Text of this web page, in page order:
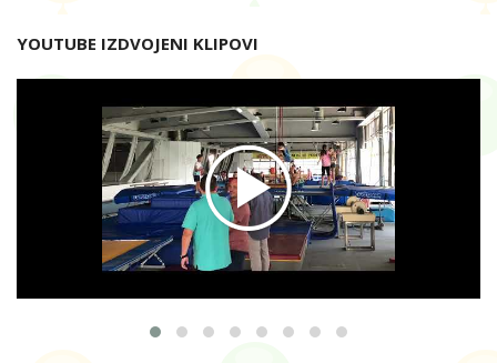
YOUTUBE IZDVOJENI KLIPOVI